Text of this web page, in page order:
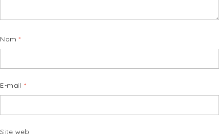
Nom *
E-mail *
Site web